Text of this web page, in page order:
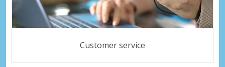
Customer service